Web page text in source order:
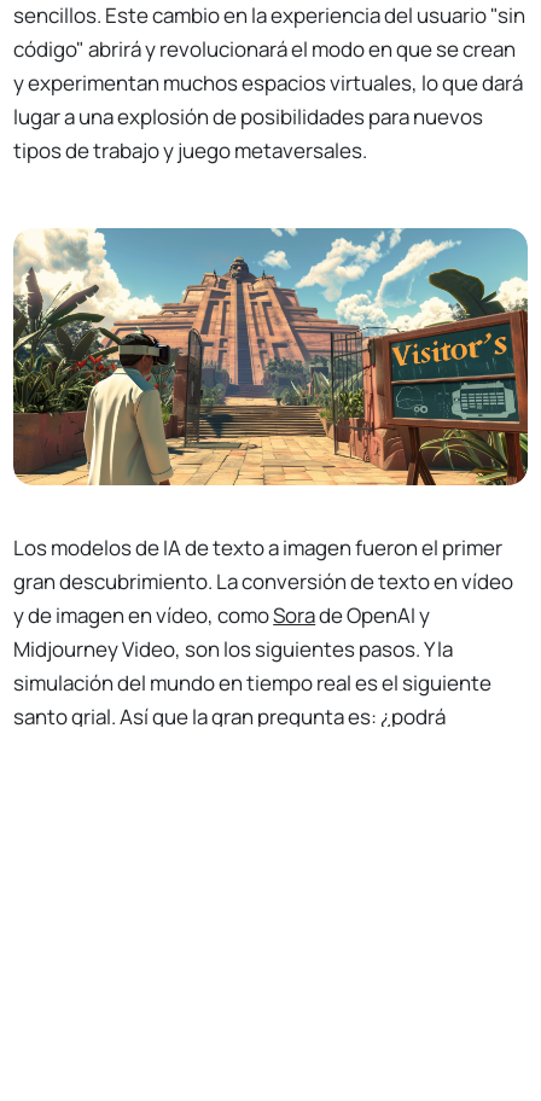
sencillos. Este cambio en la experiencia del usuario "sin
código" abrirá y revolucionará el modo en que se crean
y experimentan muchos espacios virtuales, lo que dará
lugar a una explosión de posibilidades para nuevos
tipos de trabajo y juego metaversales.
Los modelos de IA de texto a imagen fueron el primer
gran descubrimiento. La conversión de texto en vídeo
y de imagen en vídeo, comoSorade OpenAI y
Midjourney Video, son los siguientes pasos. Y la
simulación del mundo en tiempo real es el siguiente
santo grial. Así que la gran pregunta es: ¿podrá